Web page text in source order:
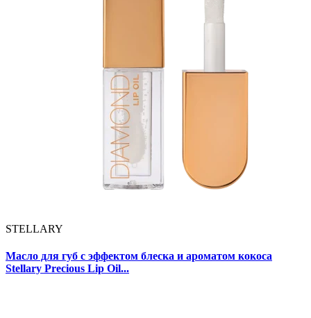
STELLARY
Масло для губ с эффектом блеска и ароматом кокоса
Stellary Precious Lip Oil...